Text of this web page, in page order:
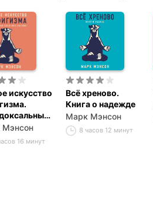
искусство
жить
16 минут
Всё хреново.
Книга о надежде
Марк Мэнсон
8 часов 12 минут